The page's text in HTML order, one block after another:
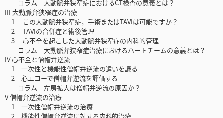
コラム 大動脈弁狭窄症におけるCT検査の意義とは？
III 大動脈弁狭窄症の治療
1 この大動脈弁狭窄症，手術またはTAVIは可能ですか？
2 TAVIの合併症と術後管理
3 心不全を起こした大動脈弁狭窄症の内科的管理
コラム 大動脈弁狭窄症治療におけるハートチームの意義とは？
IV 心不全と僧帽弁逆流
1 一次性と機能性僧帽弁逆流の違いを識る
2 心エコーで僧帽弁逆流を評価する
コラム 左房拡大は僧帽弁逆流の原因か？
V 僧帽弁逆流の治療
1 一次性僧帽弁逆流の治療
2 機能性僧帽弁逆流に対する内科的治療